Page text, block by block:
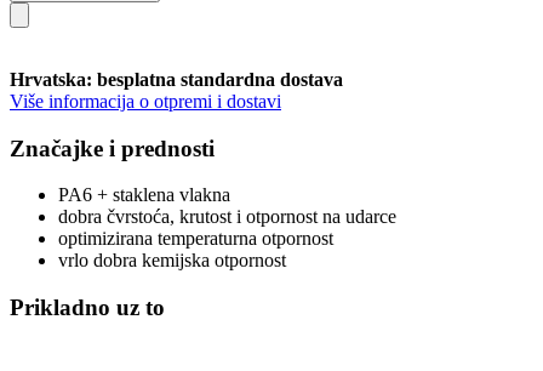
Hrvatska: besplatna standardna dostava
Više informacija o otpremi i dostavi
Značajke i prednosti
PA6 + staklena vlakna
dobra čvrstoća, krutost i otpornost na udarce
optimizirana temperaturna otpornost
vrlo dobra kemijska otpornost
Prikladno uz to